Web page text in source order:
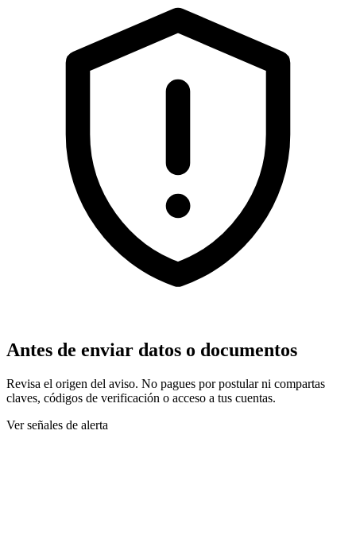
Antes de enviar datos o documentos
Revisa el origen del aviso. No pagues por postular ni compartas
claves, códigos de verificación o acceso a tus cuentas.
Ver señales de alerta